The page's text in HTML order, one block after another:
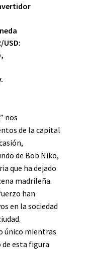
nos
de la capital
de Bob Niko,
que ha dejado
madrileña.
han
en la sociedad
único mientras
esta figura
USD: